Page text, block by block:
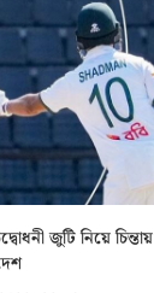
জুটি নিয়ে চিন্তায়